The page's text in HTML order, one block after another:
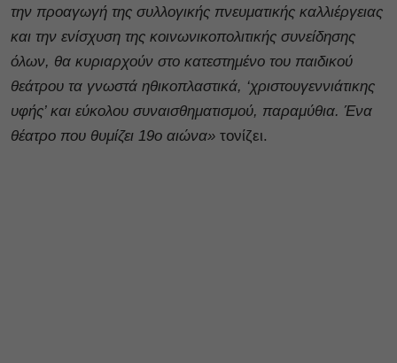
την προαγωγή της συλλογικής πνευματικής καλλιέργειας
και την ενίσχυση της κοινωνικοπολιτικής συνείδησης
όλων, θα κυριαρχούν στο κατεστημένο του παιδικού
θεάτρου τα γνωστά ηθικοπλαστικά, ‘χριστουγεννιάτικης
υφής’ και εύκολου συναισθηματισμού, παραμύθια. Ένα
θέατρο που θυμίζει 19ο αιώνα» τονίζει.